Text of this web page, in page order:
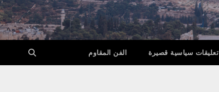
تعليقات سياسية قصيرة الفن المقاوم